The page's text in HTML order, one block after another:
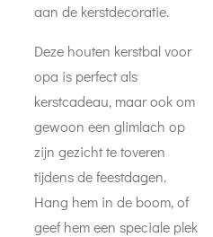
aan de kerstdecoratie.
Deze houten kerstbal voor
opa is perfect als
kerstcadeau, maar ook om
gewoon een glimlach op
zijn gezicht te toveren
tijdens de feestdagen.
Hang hem in de boom, of
geef hem een speciale plek